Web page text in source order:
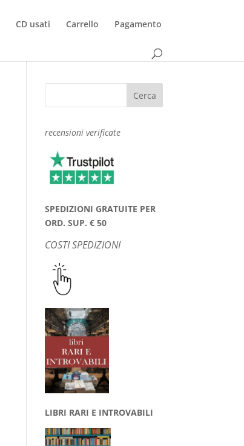
CD usati Carrello Pagamento
recensioni verificate
SPEDIZIONI GRATUITE PER
ORD. SUP. € 50
COSTI SPEDIZIONI
LIBRI RARI E INTROVABILI